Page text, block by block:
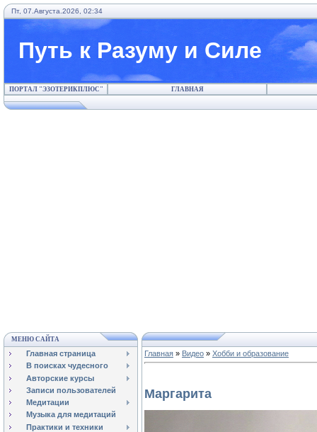
Пт, 07.Августа.2026, 02:34
Путь к Разуму и Силе
ПОРТАЛ "ЭЗОТЕРИКПЛЮС" ГЛАВНАЯ
МЕНЮ САЙТА
Главная страница
В поисках чудесного
Авторские курсы
Записи пользователей
Медитации
Музыка для медитаций
Практики и техники
Главная » Видео » Хобби и образование
Маргарита